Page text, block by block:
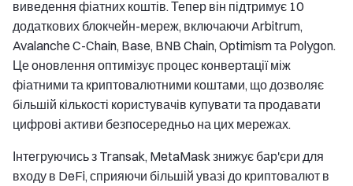
виведення фіатних коштів. Тепер він підтримує 10
додаткових блокчейн-мереж, включаючи Arbitrum,
Avalanche C-Chain, Base, BNB Chain, Optimism та Polygon.
Це оновлення оптимізує процес конвертації між
фіатними та криптовалютними коштами, що дозволяє
більшій кількості користувачів купувати та продавати
цифрові активи безпосередньо на цих мережах.
Інтегруючись з Transak, MetaMask знижує бар'єри для
входу в DeFi, сприяючи більшій увазі до криптовалют в